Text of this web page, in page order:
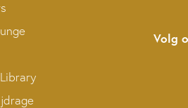
Volg